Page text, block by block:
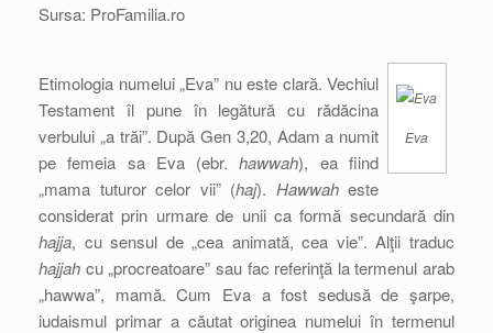
Sursa: ProFamilia.ro
Eva
Etimologia numelui „Eva” nu este clară. Vechiul
Testament îl pune în legătură cu rădăcina
verbului „a trăi”. După Gen 3,20, Adam a numit
pe femeia sa Eva (ebr.hawwah), ea fiind
„mama tuturor celor vii” (haj). Hawwaheste
considerat prin urmare de unii ca formă secundară din
hajja, cu sensul de „cea animată, cea vie”. Alţii traduc
hajjah cu „procreatoare” sau fac referinţă la termenul arab
„hawwa”, mamă. Cum Eva a fost sedusă de şarpe,
iudaismul primar a căutat originea numelui în termenul